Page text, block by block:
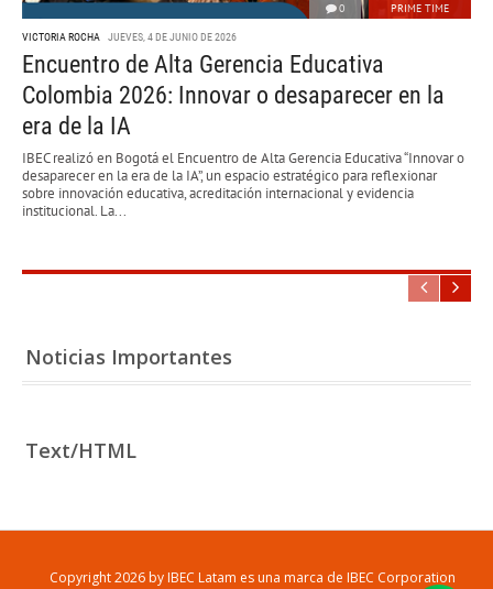
0 PRIME TIME
VICTORIA ROCHA JUEVES, 4 DE JUNIO DE 2026
Encuentro de Alta Gerencia Educativa
Colombia 2026: Innovar o desaparecer en la
era de la IA
IBEC realizó en Bogotá el Encuentro de Alta Gerencia Educativa “Innovar o
desaparecer en la era de la IA”, un espacio estratégico para reflexionar
sobre innovación educativa, acreditación internacional y evidencia
institucional. La...
Noticias Importantes
Text/HTML
Copyright 2026 by IBEC Latam es una marca de IBEC Corporation